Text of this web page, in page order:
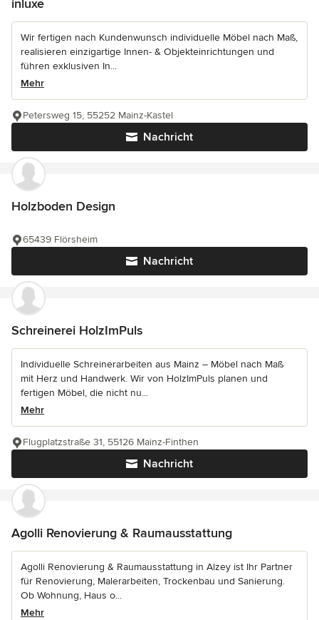
inluxe
Wir fertigen nach Kundenwunsch individuelle Möbel nach Maß,
realisieren einzigartige Innen- & Objekteinrichtungen und
führen exklusiven In...
Mehr
Nachricht
Petersweg 15, 55252 Mainz-Kastel
Holzboden Design
Nachricht
65439 Flörsheim
Schreinerei HolzImPuls
Individuelle Schreinerarbeiten aus Mainz – Möbel nach Maß
mit Herz und Handwerk. Wir von HolzImPuls planen und
fertigen Möbel, die nicht nu...
Mehr
Nachricht
Flugplatzstraße 31, 55126 Mainz-Finthen
Agolli Renovierung & Raumausstattung
Agolli Renovierung & Raumausstattung in Alzey ist Ihr Partner
für Renovierung, Malerarbeiten, Trockenbau und Sanierung.
Ob Wohnung, Haus o...
Mehr